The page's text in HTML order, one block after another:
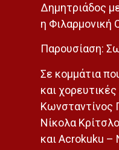
Δημητριάδος
η Φιλαρμονική
Παρουσίαση:
Σε κομμάτια
και
Κωνσταντίνος
Νίκολα
και Acrokuku –